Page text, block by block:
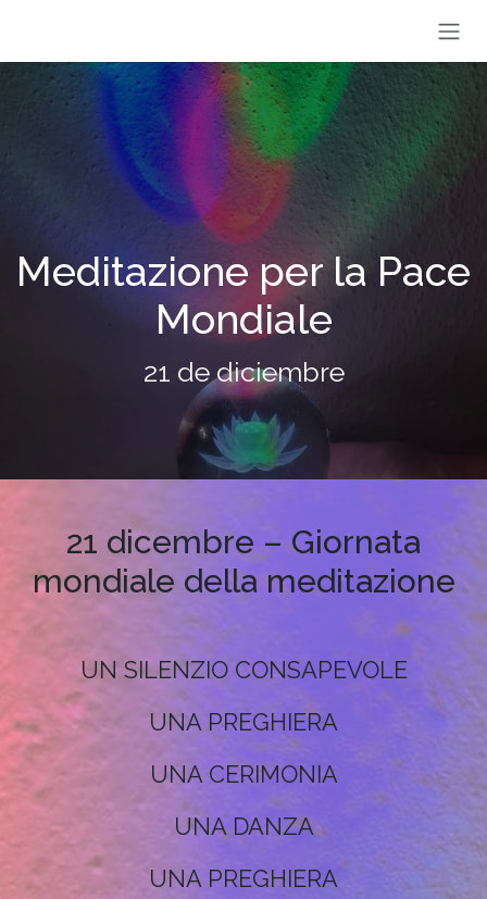
Meditazione per la Pace
Mondiale
21 de diciembre
21 dicembre – Giornata
mondiale della meditazione
UN SILENZIO CONSAPEVOLE
UNA PREGHIERA
UNA CERIMONIA
UNA DANZA
UNA PREGHIERA